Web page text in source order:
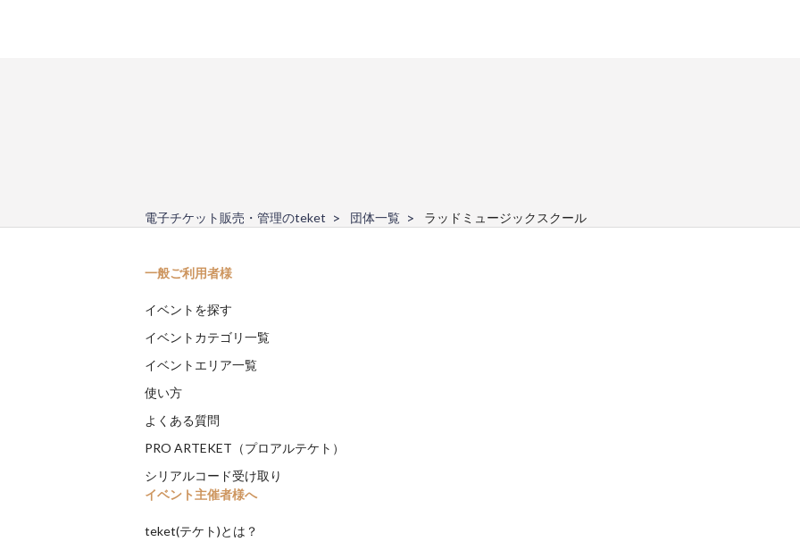
電子チケット販売・管理のteket 団体一覧 ラッドミュージックスクール
一般ご利用者様
イベントを探す
イベントカテゴリ一覧
イベントエリア一覧
使い方
よくある質問
PRO ARTEKET（プロアルテケト）
シリアルコード受け取り
イベント主催者様へ
teket(テケト)とは？